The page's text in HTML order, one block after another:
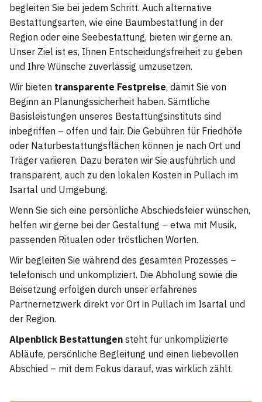
begleiten Sie bei jedem Schritt. Auch alternative
Bestattungsarten, wie eine Baumbestattung in der
Region oder eine Seebestattung, bieten wir gerne an.
Unser Ziel ist es, Ihnen Entscheidungsfreiheit zu geben
und Ihre Wünsche zuverlässig umzusetzen.
Wir bieten transparente Festpreise, damit Sie von
Beginn an Planungssicherheit haben. Sämtliche
Basisleistungen unseres Bestattungsinstituts sind
inbegriffen – offen und fair. Die Gebühren für Friedhöfe
oder Naturbestattungsflächen können je nach Ort und
Träger variieren. Dazu beraten wir Sie ausführlich und
transparent, auch zu den lokalen Kosten in Pullach im
Isartal und Umgebung.
Wenn Sie sich eine persönliche Abschiedsfeier wünschen,
helfen wir gerne bei der Gestaltung – etwa mit Musik,
passenden Ritualen oder tröstlichen Worten.
Wir begleiten Sie während des gesamten Prozesses –
telefonisch und unkompliziert. Die Abholung sowie die
Beisetzung erfolgen durch unser erfahrenes
Partnernetzwerk direkt vor Ort in Pullach im Isartal und
der Region.
Alpenblick Bestattungen steht für unkomplizierte
Abläufe, persönliche Begleitung und einen liebevollen
Abschied – mit dem Fokus darauf, was wirklich zählt.